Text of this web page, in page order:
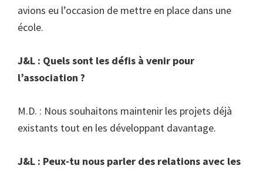
avions eu l’occasion de mettre en place dans une
école.
J&L : Quels sont les défis à venir pour
l’association ?
M.D. : Nous souhaitons maintenir les projets déjà
existants tout en les développant davantage.
J&L : Peux-tu nous parler des relations avec les